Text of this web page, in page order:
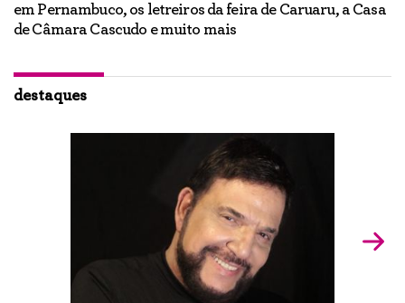
em Pernambuco, os letreiros da feira de Caruaru, a Casa
de Câmara Cascudo e muito mais
destaques